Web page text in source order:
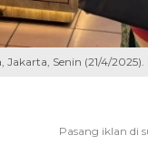
Senin (21/4/